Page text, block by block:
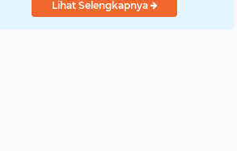
Lihat Selengkapnya